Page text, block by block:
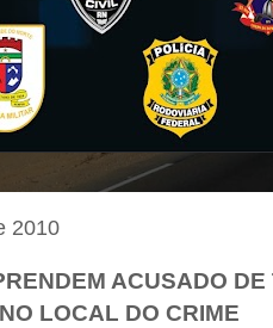
2010
ACUSADO DE
LOCAL DO CRIME